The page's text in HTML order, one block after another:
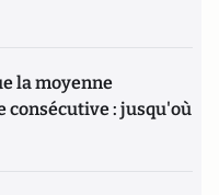
la moyenne
consécutive : jusqu'où